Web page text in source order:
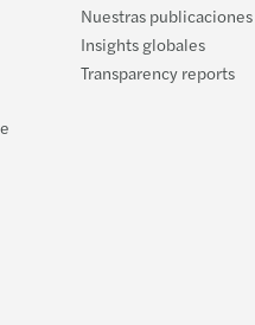
Nuestras publicaciones
Insights globales
Transparency reports